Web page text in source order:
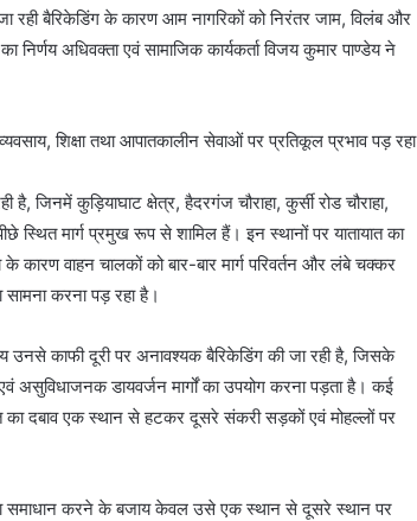
रही बैरिकेडिंग के कारण आम नागरिकों को निरंतर जाम, विलंब और
निर्णय अधिवक्ता एवं सामाजिक कार्यकर्ता विजय कुमार पाण्डेय ने
शिक्षा तथा आपातकालीन सेवाओं पर प्रतिकूल प्रभाव पड़ रहा
कुड़ियाघाट क्षेत्र, हैदरगंज चौराहा, कुर्सी रोड चौराहा,
स्थित मार्ग प्रमुख रूप से शामिल हैं। इन स्थानों पर यातायात का
वाहन चालकों को बार-बार मार्ग परिवर्तन और लंबे चक्कर
करना पड़ रहा है।
उनसे काफी दूरी पर अनावश्यक बैरिकेडिंग की जा रही है, जिसके
असुविधाजनक डायवर्जन मार्गों का उपयोग करना पड़ता है। कई
का दबाव एक स्थान से हटकर दूसरे संकरी सड़कों एवं मोहल्लों पर
का समाधान करने के बजाय केवल उसे एक स्थान से दूसरे स्थान पर